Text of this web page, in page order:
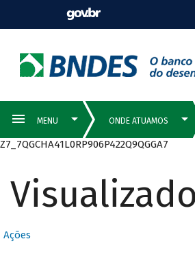
Z7_7QGCHA41L0RP906P422Q9QGGA7
Ações